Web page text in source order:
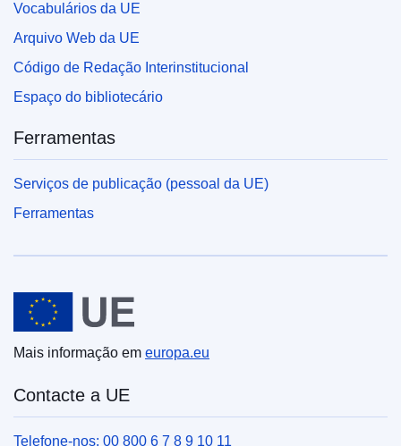
Vocabulários da UE
Arquivo Web da UE
Código de Redação Interinstitucional
Espaço do bibliotecário
Ferramentas
Serviços de publicação (pessoal da UE)
Ferramentas
União Europeia
Mais informação em europa.eu
Contacte a UE
Telefone-nos: 00 800 6 7 8 9 10 11